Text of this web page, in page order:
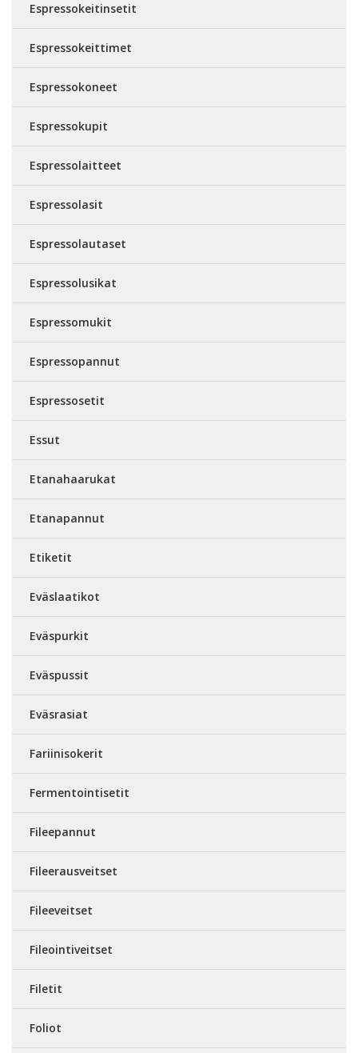
Espressokeitinsetit
Espressokeittimet
Espressokoneet
Espressokupit
Espressolaitteet
Espressolasit
Espressolautaset
Espressolusikat
Espressomukit
Espressopannut
Espressosetit
Essut
Etanahaarukat
Etanapannut
Etiketit
Eväslaatikot
Eväspurkit
Eväspussit
Eväsrasiat
Fariinisokerit
Fermentointisetit
Fileepannut
Fileerausveitset
Fileeveitset
Fileointiveitset
Filetit
Foliot